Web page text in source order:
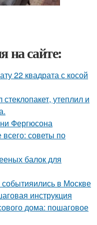
на сайте:
22 квадрата с косой
утеплил и
Фергюсона
советы по
балок для
в Москве
инструкция
дома: пошаговое